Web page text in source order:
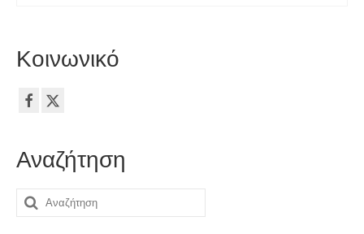
Κοινωνικό
Αναζήτηση
Αναζήτηση